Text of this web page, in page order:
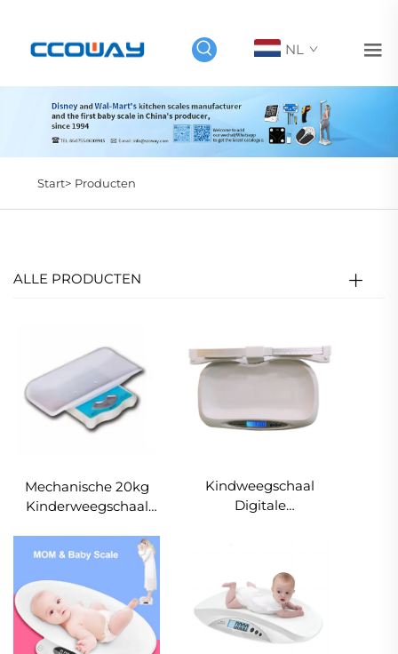
NL
Start> Producten
ALLE PRODUCTEN
Mechanische 20kg
Kinderweegschaal
Display Capaciteit
Voor Thuisgebruik
RoHS Gecertificeerd
OEM/ODM
Ondersteuning
Kindweegschaal
Digitale